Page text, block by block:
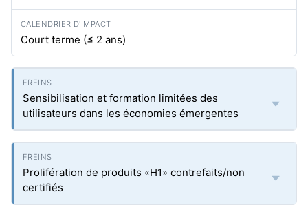
Court terme (≤ 2 ans)
Sensibilisation et formation limitées des
utilisateurs dans les économies émergentes
Prolifération de produits «H1» contrefaits/non
certifiés